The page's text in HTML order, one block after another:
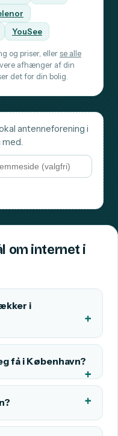
YouSee
og priser, eller se alle
afhænger af din
det for din bolig.
antenneforening i
med.
om internet i
i
få i København?